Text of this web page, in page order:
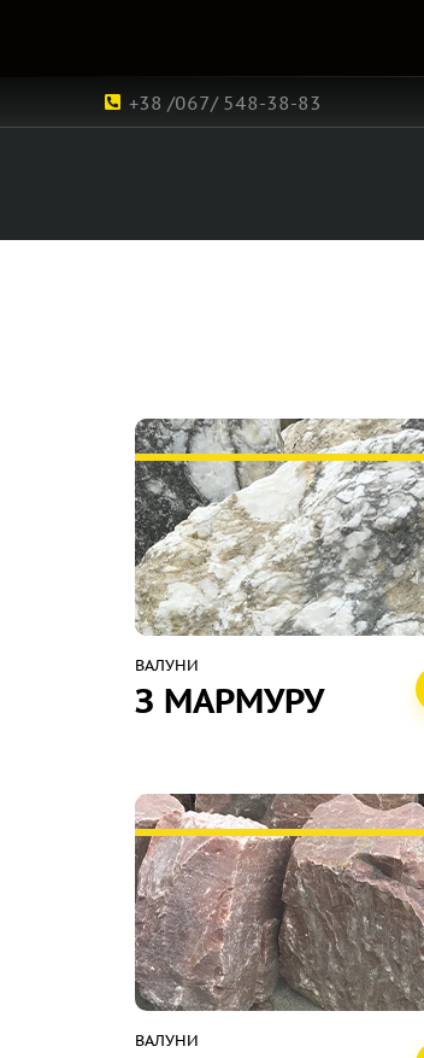
+38 /067/ 548-38-83
ВАЛУНИ
З МАРМУРУ
ВАЛУНИ